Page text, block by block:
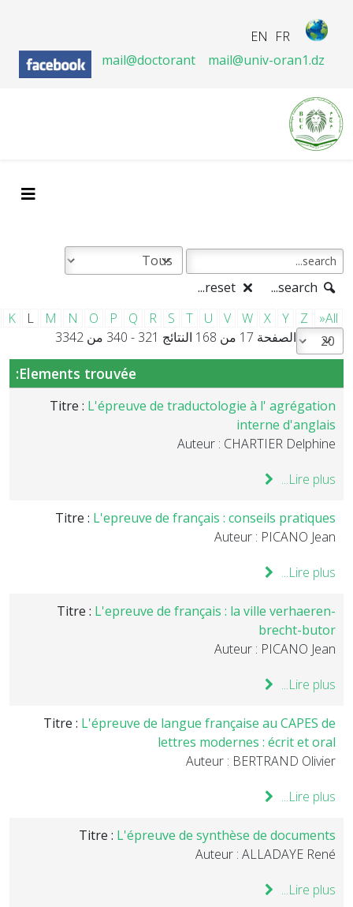
FR
EN
mail@doctorant
mail@univ-oran1.dz
K
L M N O P Q R S T U V W X Y Z
»All
الصفحة 17 من 168 النتائج 321 - 340 من 3342
Elements trouvée:
Titre : L'épreuve de traductologie à l' agrégation
interne d'anglais
Auteur : CHARTIER Delphine
Lire plus...
Titre : L'epreuve de français : conseils pratiques
Auteur : PICANO Jean
Lire plus...
Titre : L'epreuve de français : la ville verhaeren-
brecht-butor
Auteur : PICANO Jean
Lire plus...
Titre : L'épreuve de langue française au CAPES de
lettres modernes : écrit et oral
Auteur : BERTRAND Olivier
Lire plus...
Titre : L'épreuve de synthèse de documents
Auteur : ALLADAYE René
Lire plus...